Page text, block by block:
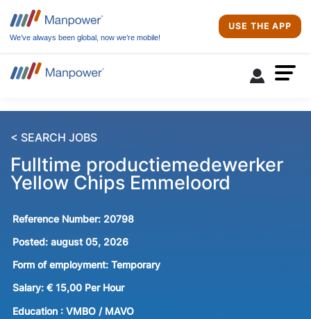
We’ve always been global, now we’re mobile!
USE THE APP
< SEARCH JOBS
Fulltime productiemedewerker
Yellow Chips Emmeloord
Reference Number: 20798
Posted: august 05, 2026
Form of employment: Temporary
Salary: € 15,00 Per Hour
Education : VMBO / MAVO